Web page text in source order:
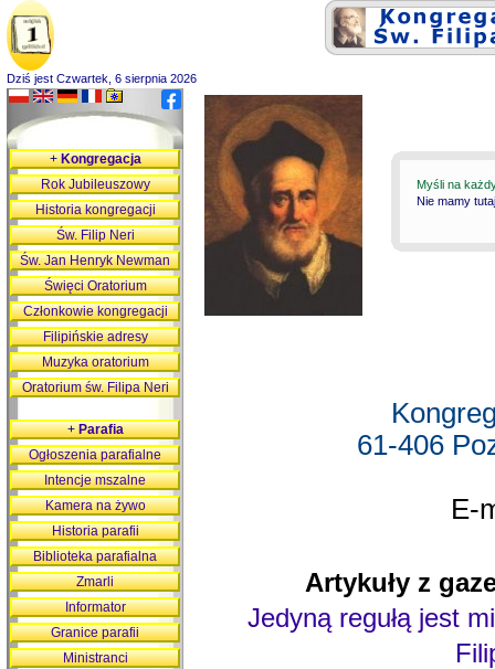
Dziś jest Czwartek, 6 sierpnia 2026
Myśli na
Nie mamy
61-406
E-
Artykuły z
Jedyną regułą jest
+Kongregacja
Rok Jubileuszowy
Historia kongregacji
Św. Filip Neri
Św. Jan Henryk Newman
Święci Oratorium
Członkowie kongregacji
Filipińskie adresy
Muzyka oratorium
Oratorium św. Filipa Neri
+Parafia
Ogłoszenia parafialne
Intencje mszalne
Kamera na żywo
Historia parafii
Biblioteka parafialna
Zmarli
Informator
Granice parafii
Ministranci